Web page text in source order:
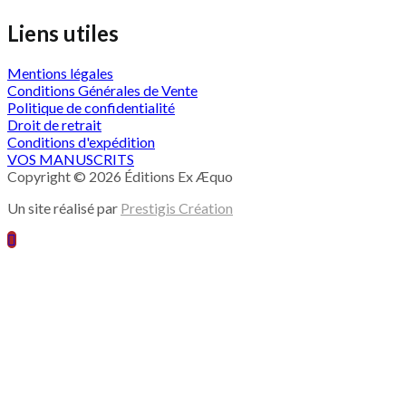
Liens utiles
Mentions légales
Conditions Générales de Vente
Politique de confidentialité
Droit de retrait
Conditions d'expédition
VOS MANUSCRITS
Copyright © 2026 Éditions Ex Æquo
Un site réalisé par Prestigis Création